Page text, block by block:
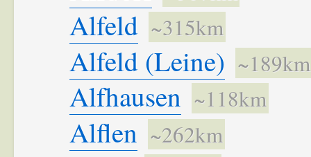
Alfeld ~315km
Alfeld (Leine) ~189km
Alfhausen ~118km
Alflen ~262km